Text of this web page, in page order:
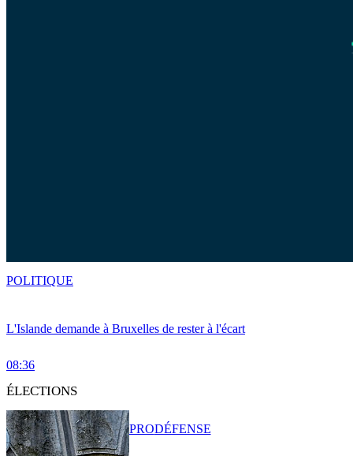
L'Islande demande à Bruxelles de rester à l'écart
08:36
POLITIQUE
ÉLECTIONS
PRODÉFENSE